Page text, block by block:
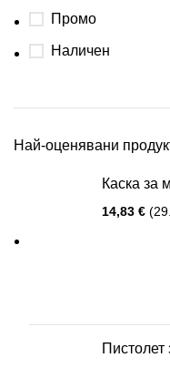
Промо
Наличен
Най-оценявани
Каска за
14,83 €
Пистолет